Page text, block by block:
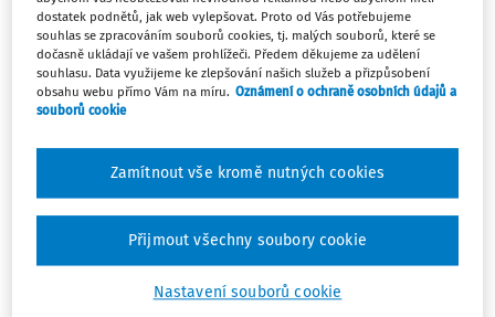
Čím rozmanitější strava, tím více potřebných živin tělu
doplníme. Pestrost jídelníčku zajišťují obiloviny,
luštěniny, ovoce, zelenina a maso - zpravidla ...
Mgr. Miroslava Strakatá
Vydáno:19. 2. 2024 10 minut čtení
ČLÁNKY
Intolerance laktózy a alergie na bílkovinu
dostatek podnětů, jak web vylepšovat. Proto od Vás potřebujeme
souhlas se zpracováním souborů cookies, tj. malých souborů, které se
dočasně ukládají ve vašem prohlížeči. Předem děkujeme za udělení
souhlasu. Data využijeme ke zlepšování našich služeb a přizpůsobení
obsahu webu přímo Vám na míru. Oznámení o ochraně osobních údajů a
souborů cookie
Nastavení souborů cookie
Zamítnout vše kromě nutných cookies
Přijmout všechny soubory cookie